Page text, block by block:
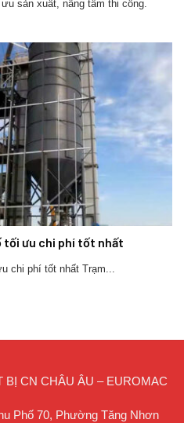
sản xuất, nâng tầm thi công.
tối ưu chi phí tốt nhất
chi phí tốt nhất Trạm...
BỊ CN CHÂU ÂU – EUROMAC
Phố 70, Phường Tăng Nhơn